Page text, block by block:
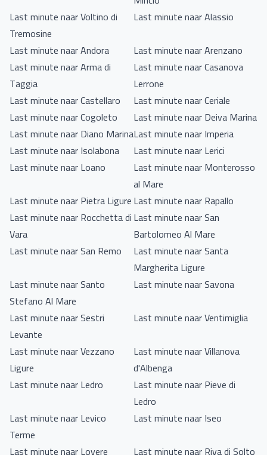
Last minute naar Voltino di
Tremosine
Last minute naar Alassio
Last minute naar Andora
Last minute naar Arenzano
Last minute naar Arma di
Taggia
Last minute naar Casanova
Lerrone
Last minute naar Castellaro
Last minute naar Ceriale
Last minute naar Cogoleto
Last minute naar Deiva Marina
Last minute naar Diano MarinaLast minute naar Imperia
Last minute naar Isolabona
Last minute naar Lerici
Last minute naar Loano
Last minute naar Monterosso
al Mare
Last minute naar Pietra LigureLast minute naar Rapallo
Last minute naar Rocchetta di
Vara
Last minute naar San
Bartolomeo Al Mare
Last minute naar San Remo
Last minute naar Santa
Margherita Ligure
Last minute naar Santo
Stefano Al Mare
Last minute naar Savona
Last minute naar Sestri
Levante
Last minute naar Ventimiglia
Last minute naar Vezzano
Ligure
Last minute naar Villanova
d'Albenga
Last minute naar Ledro
Last minute naar Pieve di
Ledro
Last minute naar Levico
Terme
Last minute naar Iseo